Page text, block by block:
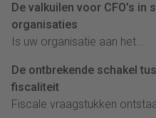
De valkuilen voor CFO’s in
organisaties
Is uw organisatie aan het...
De ontbrekende schakel
fiscaliteit
Fiscale vraagstukken